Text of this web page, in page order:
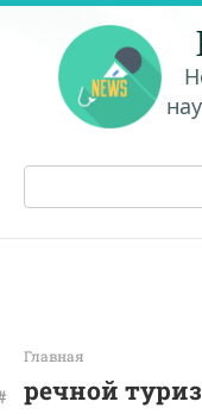
Перейти
контенту
Поиск:
Главная
речной